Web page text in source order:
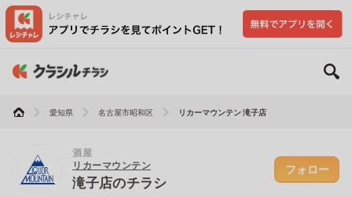
愛知県 名古屋市昭和区 リカーマウンテン 滝子店
酒屋
リカーマウンテン
滝子店のチラシ
フォロー